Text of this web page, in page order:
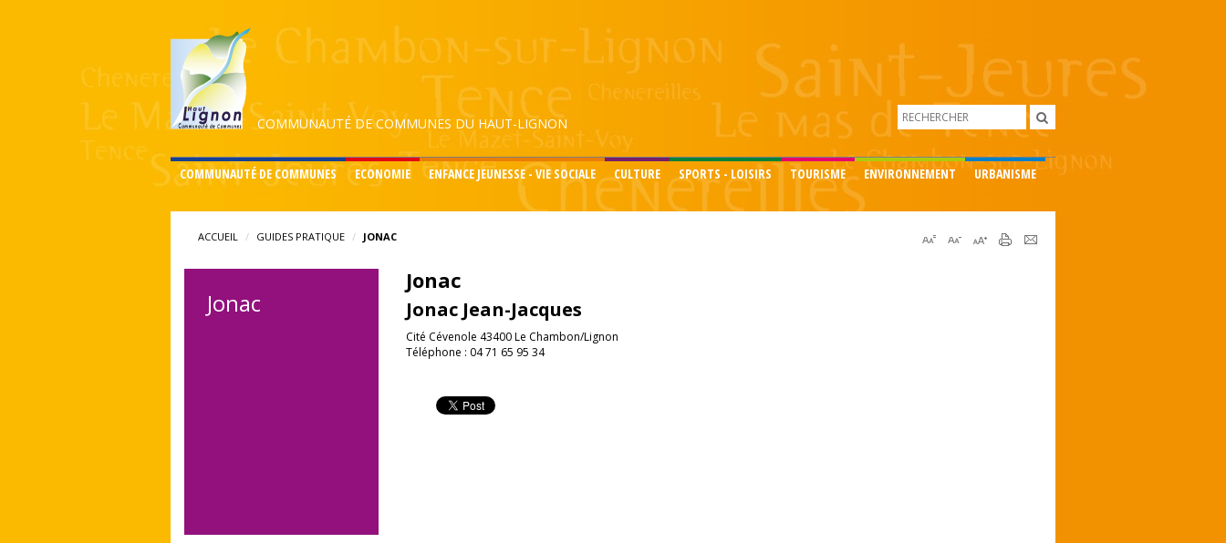
COMMUNAUTÉ DE COMMUNES DU HAUT-LIGNON
COMMUNAUTÉ DE COMMUNES ECONOMIE ENFANCE JEUNESSE - VIE SOCIALE CULTURE SPORTS - LOISIRS TOURISME ENVIRONNEMENT URBANISME
ACCUEIL GUIDES PRATIQUE JONAC
Jonac
Jonac
Jonac Jean-Jacques
Cité Cévenole 43400 Le Chambon/Lignon
Téléphone : 04 71 65 95 34